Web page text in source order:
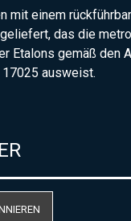
mit einem
das die
Etalons gemäß den
17025 ausweist.